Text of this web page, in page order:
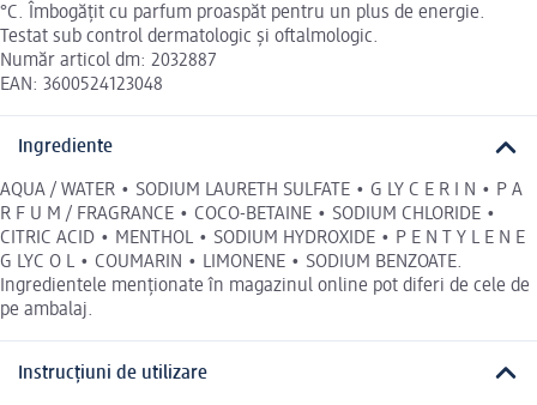
°C. Îmbogățit cu parfum proaspăt pentru un plus de energie.
Testat sub control dermatologic și oftalmologic.
Număr articol dm: 2032887
EAN: 3600524123048
Ingrediente
AQUA / WATER • SODIUM LAURETH SULFATE • G LY C E R I N • P A
R F U M / FRAGRANCE • COCO-BETAINE • SODIUM CHLORIDE •
CITRIC ACID • MENTHOL • SODIUM HYDROXIDE • P E N T Y L E N E
G LYC O L • COUMARIN • LIMONENE • SODIUM BENZOATE.
Ingredientele menționate în magazinul online pot diferi de cele de
pe ambalaj.
Instrucțiuni de utilizare